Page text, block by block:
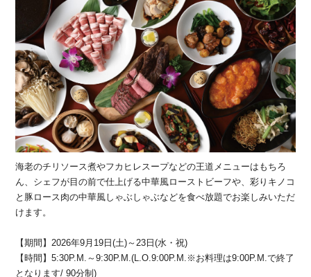
海老のチリソース煮やフカヒレスープなどの王道メニューはもちろ
ん、シェフが目の前で仕上げる中華風ローストビーフや、彩りキノコ
と豚ロース肉の中華風しゃぶしゃぶなどを食べ放題でお楽しみいただ
けます。
【期間】2026年9月19日(土)～23日(水・祝)
【時間】5:30P.M.～9:30P.M.(L.O.9:00P.M.※お料理は9:00P.M.で終了
となります/ 90分制)